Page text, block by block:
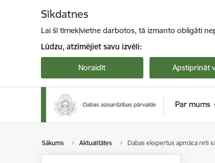
Sīkdatnes
Lai šī tīmekļvietne darbotos, tā izmanto obligāti
Lūdzu, atzīmējiet savu izvēli:
Noraidīt Apstiprināt
Par mums
Sākums Aktualitātes Dabas ekspertus apmāca reti